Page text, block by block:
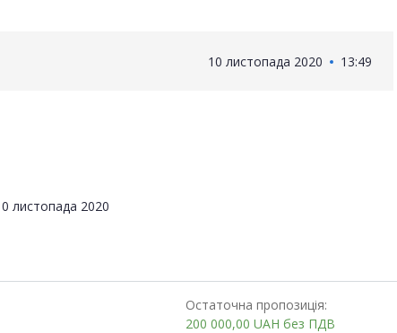
10 листопада 2020 13:49
листопада 2020
Остаточна пропозиція:
200 000,00 UAH без ПДВ